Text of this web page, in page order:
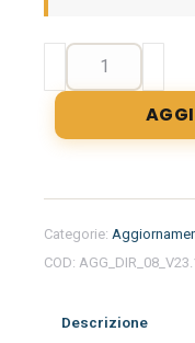
Aggiornamento
formazione
per
dirigenti.
luoghi
lavoro.
quantità
Categorie:
COD:
Descrizione